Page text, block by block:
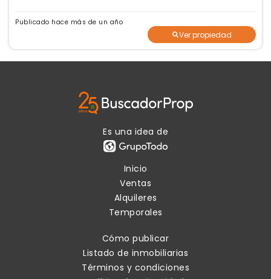
Publicado hace más de un año
Ver propiedad
Es una idea de
Inicio
Ventas
Alquileres
Temporales
Cómo publicar
Listado de inmobiliarias
Términos y condiciones